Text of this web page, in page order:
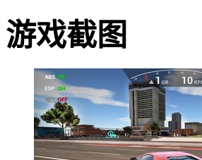
游戏截图